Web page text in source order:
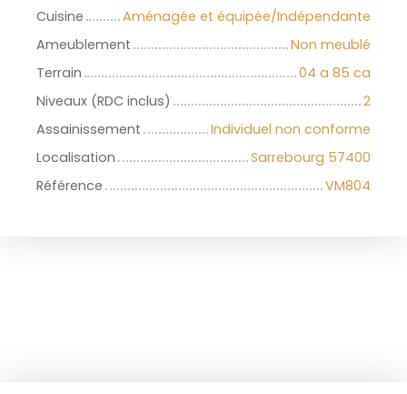
Cuisine
Aménagée et équipée/Indépendante
Ameublement
Non meublé
Terrain
04 a 85 ca
Niveaux (RDC inclus)
2
Assainissement
Individuel non conforme
Localisation
Sarrebourg 57400
Référence
VM804